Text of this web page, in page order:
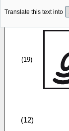
Translate this text into
(19)
(12)